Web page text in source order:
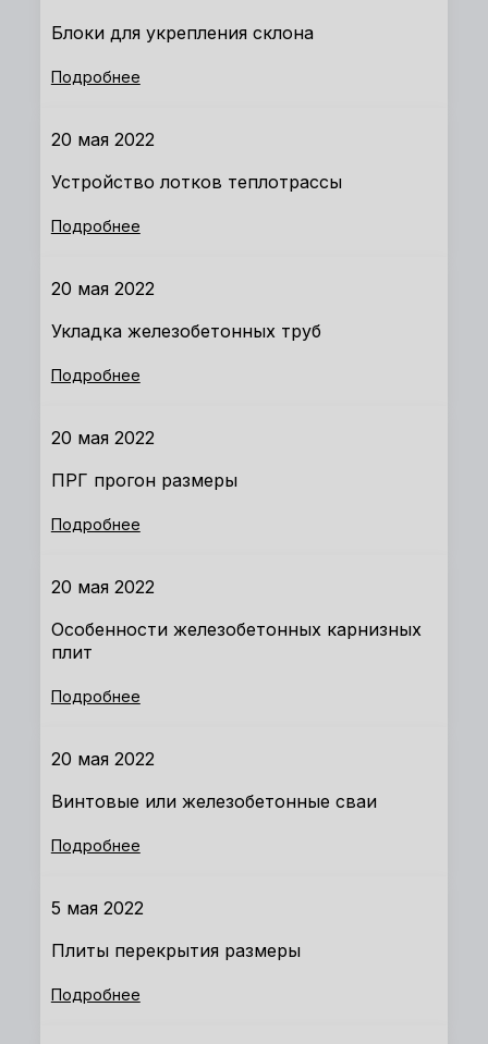
Блоки для укрепления склона
Подробнее
20 мая 2022
Устройство лотков теплотрассы
Подробнее
20 мая 2022
Укладка железобетонных труб
Подробнее
20 мая 2022
ПРГ прогон размеры
Подробнее
20 мая 2022
Особенности железобетонных карнизных
плит
Подробнее
20 мая 2022
Винтовые или железобетонные сваи
Подробнее
5 мая 2022
Плиты перекрытия размеры
Подробнее